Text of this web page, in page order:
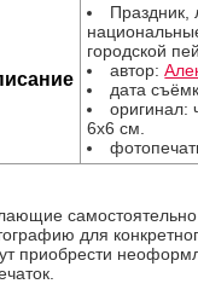
Праздник,
городской
автор:
дата
оригинал:
6х6 см.
для
приобрести